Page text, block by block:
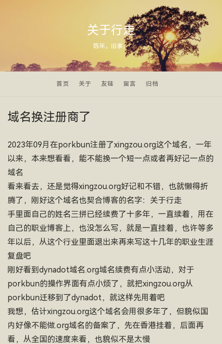
关于行走
陈年。旧事。
首页 关于 友链 留言 归档
域名换注册商了
2023年09月在porkbun注册了xingzou.org这个域名，一年
以来，本来想看看，能不能换一个短一点或者再好记一点的
域名
看来看去，还是觉得xingzou.org好记和不错，也就懒得折
腾了，刚好这个域名也契合博客的名字：关于行走
手里面自己的姓名三拼已经续费了十多年，一直续着，用在
自己的职业博客上，也没怎么写，就是一直挂着，也许等多
年以后，从这个行业里面退出来再来写这十几年的职业生涯
复盘吧
刚好看到dynadot域名.org域名续费有点小活动，对于
porkbun的操作界面有点小烦了，就把xingzou.org从
porkbun迁移到了dynadot，就这样先用着吧
我想，估计xingzou.org这个域名会用很多年了，但貌似国
内好像不能做.org域名的备案了，先在香港挂着，后面再
看，从全国的速度来看，也貌似不是太慢